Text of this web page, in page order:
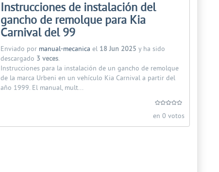
Instrucciones de instalación del
gancho de remolque para Kia
Carnival del 99
Enviado por manual-mecanica el 18 Jun 2025 y ha sido
descargado 3 veces.
Instrucciones para la instalación de un gancho de remolque
de la marca Urbeni en un vehículo Kia Carnival a partir del
año 1999. El manual, mult...
en 0 votos